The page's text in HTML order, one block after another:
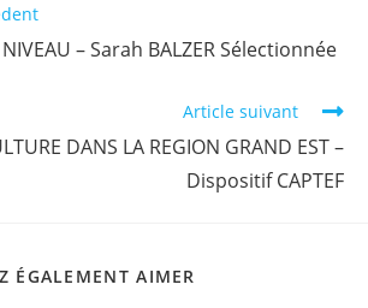
– Sarah BALZER Sélectionnée
Article suivant
DANS LA REGION GRAND EST –
Dispositif CAPTEF
ÉGALEMENT AIMER